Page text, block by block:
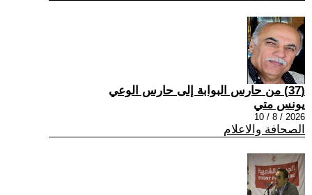
(37) من حارس البوابة إلى حارس الوعي
يونس متي
2026 / 8 / 10
الصحافة والاعلام